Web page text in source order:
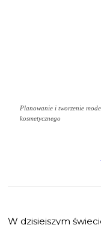
Planowanie i tworzenie
kosmetycznego
W dzisiejszym